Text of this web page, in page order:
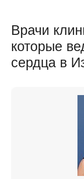
Врачи
которые
сердца в